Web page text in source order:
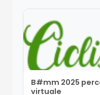
B#mm 2025
virtuale